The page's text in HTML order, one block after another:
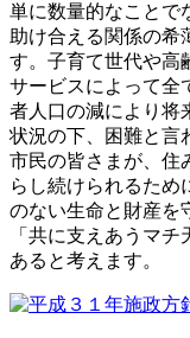
単に数量的なことで
助け合える関係の希
す。子育て世代や高
サービスによって全
者人口の減により将
状況の下、困難と言
市民の皆さまが、住
らし続けられるため
のない生命と財産を
「共に支えあうマ
あると考えます。